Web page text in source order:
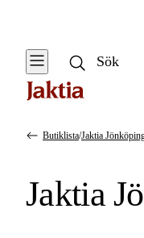
Butiklista/Jaktia
Jaktia